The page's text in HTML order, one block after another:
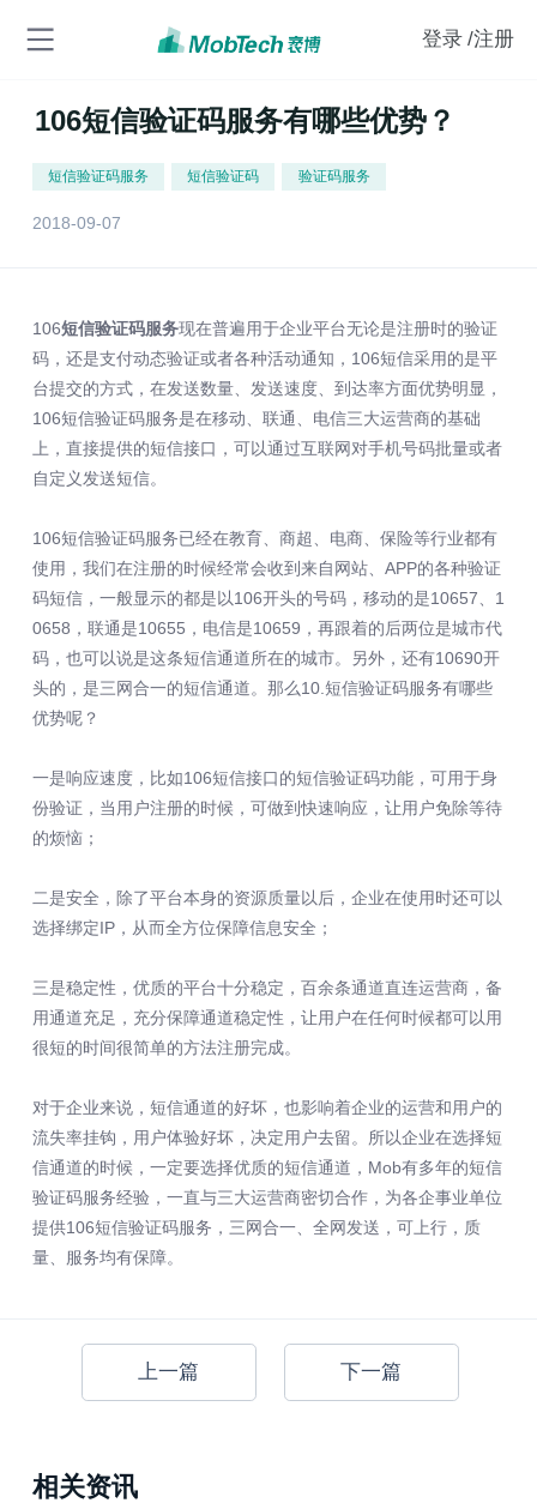
登录 /注册
106短信验证码服务有哪些优势？
短信验证码服务 短信验证码 验证码服务
2018-09-07
106短信验证码服务现在普遍用于企业平台无论是注册时的验证
码，还是支付动态验证或者各种活动通知，106短信采用的是平
台提交的方式，在发送数量、发送速度、到达率方面优势明显，
106短信验证码服务是在移动、联通、电信三大运营商的基础
上，直接提供的短信接口，可以通过互联网对手机号码批量或者
自定义发送短信。
106短信验证码服务已经在教育、商超、电商、保险等行业都有
使用，我们在注册的时候经常会收到来自网站、APP的各种验证
码短信，一般显示的都是以106开头的号码，移动的是10657、1
0658，联通是10655，电信是10659，再跟着的后两位是城市代
码，也可以说是这条短信通道所在的城市。另外，还有10690开
头的，是三网合一的短信通道。那么10.短信验证码服务有哪些
优势呢？
一是响应速度，比如106短信接口的短信验证码功能，可用于身
份验证，当用户注册的时候，可做到快速响应，让用户免除等待
的烦恼；
二是安全，除了平台本身的资源质量以后，企业在使用时还可以
选择绑定IP，从而全方位保障信息安全；
三是稳定性，优质的平台十分稳定，百余条通道直连运营商，备
用通道充足，充分保障通道稳定性，让用户在任何时候都可以用
很短的时间很简单的方法注册完成。
对于企业来说，短信通道的好坏，也影响着企业的运营和用户的
流失率挂钩，用户体验好坏，决定用户去留。所以企业在选择短
信通道的时候，一定要选择优质的短信通道，Mob有多年的短信
验证码服务经验，一直与三大运营商密切合作，为各企事业单位
提供106短信验证码服务，三网合一、全网发送，可上行，质
量、服务均有保障。
上一篇 下一篇
相关资讯